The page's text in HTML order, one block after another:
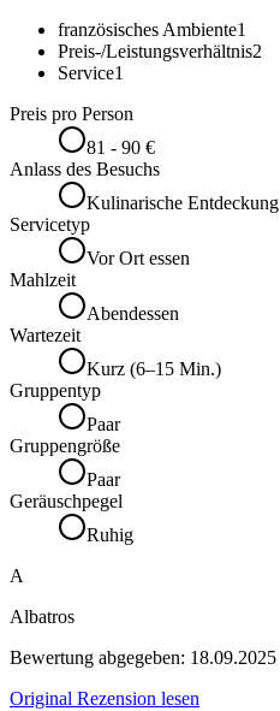
französisches Ambiente1
Preis-/Leistungsverhältnis2
Service1
Preis pro Person
81 - 90 €
Anlass des Besuchs
Kulinarische Entdeckung
Servicetyp
Vor Ort essen
Mahlzeit
Abendessen
Wartezeit
Kurz (6–15 Min.)
Gruppentyp
Paar
Gruppengröße
Paar
Geräuschpegel
Ruhig
A
Albatros
Bewertung abgegeben: 18.09.2025
Original Rezension lesen